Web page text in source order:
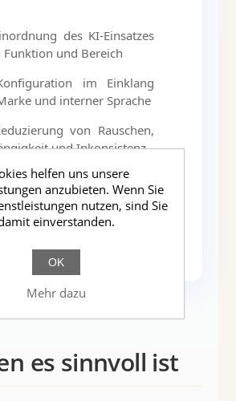
des KI-Einsatzes
Funktion und Bereich
im Einklang
und interner Sprache
von Rauschen,
und Inkonsistenz
mit dem
der Organisation
es sinnvoll ist
helfen uns unsere
anzubieten. Wenn Sie
nutzen, sind Sie
einverstanden.
OK
Mehr dazu